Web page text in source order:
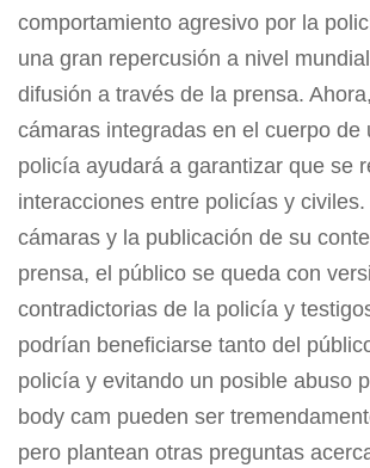
comportamiento agresivo por la
una gran repercusión a nivel
difusión a través de la prensa.
cámaras integradas en el cuerpo de
policía ayudará a garantizar que se
interacciones entre policías y
cámaras y la publicación de su
prensa, el público se queda con
contradictorias de la policía y
podrían beneficiarse tanto del
policía y evitando un posible abuso
body cam pueden ser
pero plantean otras preguntas